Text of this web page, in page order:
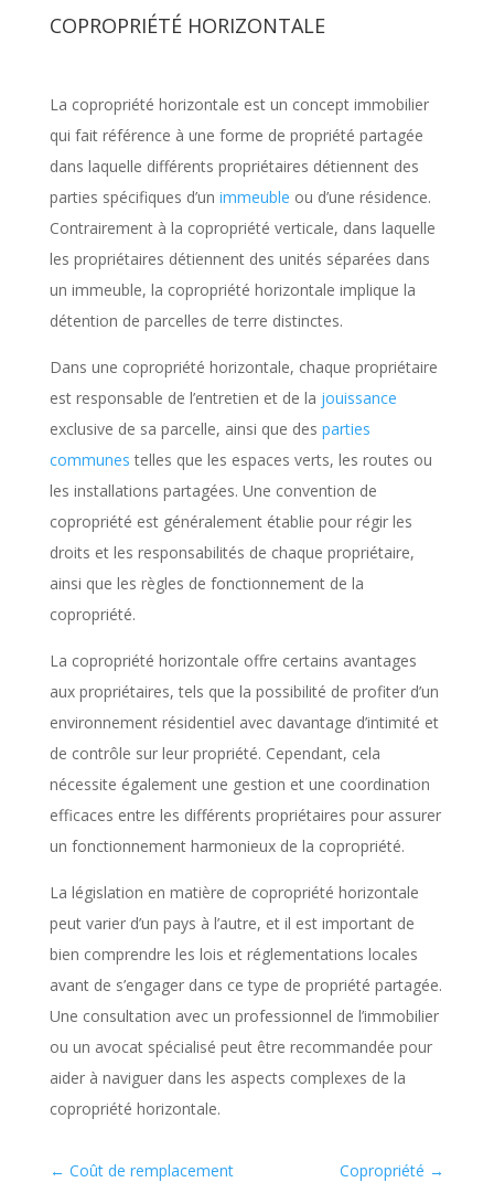
COPROPRIÉTÉ HORIZONTALE
La copropriété horizontale est un concept immobilier
qui fait référence à une forme de propriété partagée
dans laquelle différents propriétaires détiennent des
parties spécifiques d’un immeuble ou d’une résidence.
Contrairement à la copropriété verticale, dans laquelle
les propriétaires détiennent des unités séparées dans
un immeuble, la copropriété horizontale implique la
détention de parcelles de terre distinctes.
Dans une copropriété horizontale, chaque propriétaire
est responsable de l’entretien et de la jouissance
exclusive de sa parcelle, ainsi que des parties
communes telles que les espaces verts, les routes ou
les installations partagées. Une convention de
copropriété est généralement établie pour régir les
droits et les responsabilités de chaque propriétaire,
ainsi que les règles de fonctionnement de la
copropriété.
La copropriété horizontale offre certains avantages
aux propriétaires, tels que la possibilité de profiter d’un
environnement résidentiel avec davantage d’intimité et
de contrôle sur leur propriété. Cependant, cela
nécessite également une gestion et une coordination
efficaces entre les différents propriétaires pour assurer
un fonctionnement harmonieux de la copropriété.
La législation en matière de copropriété horizontale
peut varier d’un pays à l’autre, et il est important de
bien comprendre les lois et réglementations locales
avant de s’engager dans ce type de propriété partagée.
Une consultation avec un professionnel de l’immobilier
ou un avocat spécialisé peut être recommandée pour
aider à naviguer dans les aspects complexes de la
copropriété horizontale.
← Coût de remplacement Copropriété →